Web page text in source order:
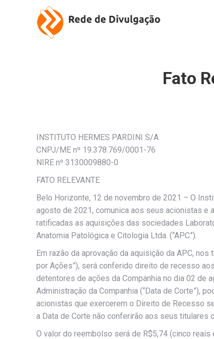
Fato
INSTITUTO HERMES PARDINI S/A
CNPJ/ME nº 19.378.769/0001-76
NIRE nº 3130009880-0
FATO RELEVANTE
Belo Horizonte, 12 de novembro de 2021 – O
agosto de 2021, comunica aos seus acionistas e
ratificadas as aquisições das sociedades
Anatomia Patológica e Citologia Ltda. (“APC”).
Em razão da aprovação da aquisição da APC,
por Ações”), será conferido direito de recesso
detentores de ações da Companhia no dia 02 de
Administração da Companhia (“Data de Corte”),
acionistas que exercerem o Direito de Recesso
a Data de Corte não conferirão aos seus titulares
O valor do reembolso será de R$5,74 (cinco